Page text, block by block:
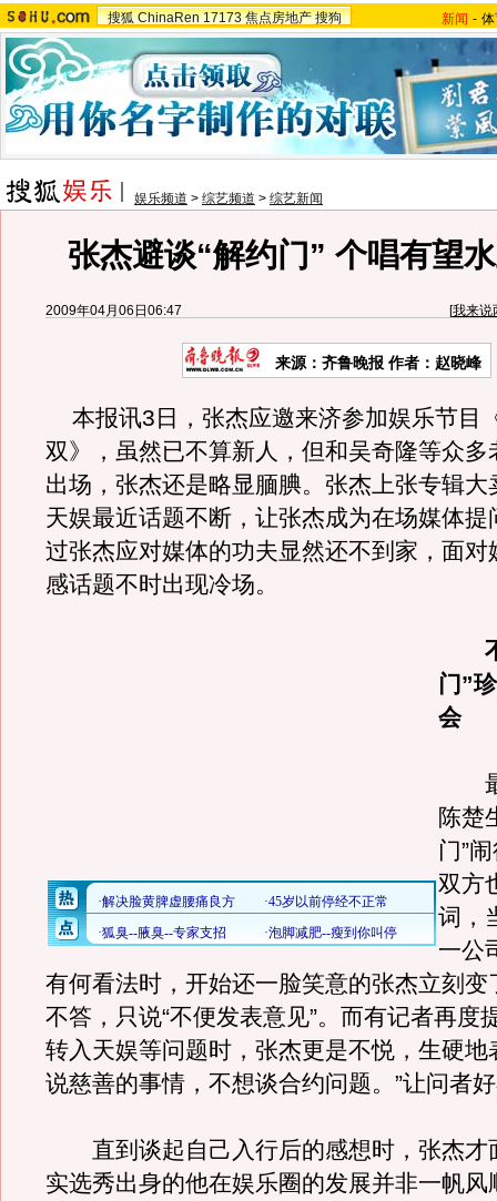
搜狐 ChinaRen 17173 焦点房地产 搜狗 新闻 -
娱乐频道 > 综艺频道 > 综艺新闻
张杰避谈“解约门” 个唱有望
2009年04月06日06:47 [我来说
来源：齐鲁晚报 作者：赵晓峰
本报讯3日，张杰应邀来济参加娱乐节目
双》，虽然已不算新人，但和吴奇隆等众多
出场，张杰还是略显腼腆。张杰上张专辑大
天娱最近话题不断，让张杰成为在场媒体提
过张杰应对媒体的功夫显然还不到家，面对
感话题不时出现冷场。
不
门”
会
最
陈楚
门”
双方
词，
一公
有何看法时，开始还一脸笑意的张杰立刻变
不答，只说“不便发表意见”。而有记者再度
转入天娱等问题时，张杰更是不悦，生硬地
说慈善的事情，不想谈合约问题。”让问者
直到谈起自己入行后的感想时，张杰才
实选秀出身的他在娱乐圈的发展并非一帆风